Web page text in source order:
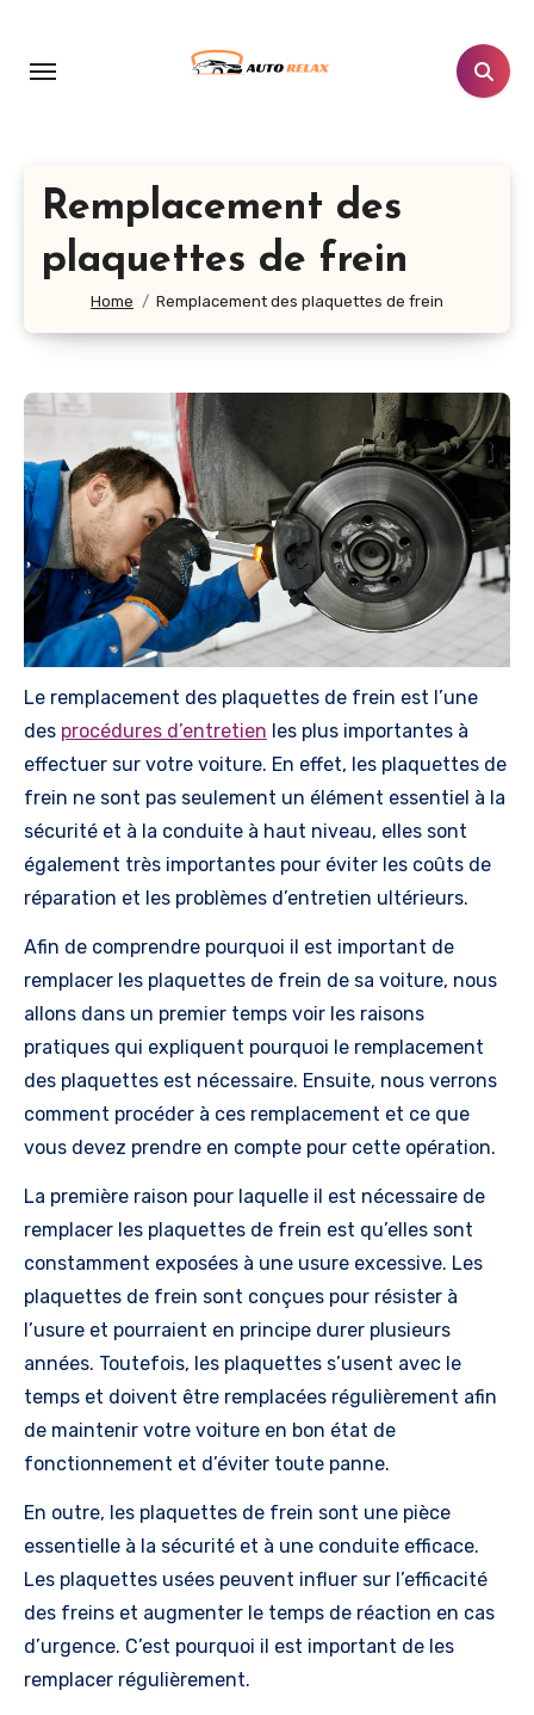
contenu
Remplacement des
plaquettes de frein
Home Remplacement des plaquettes de frein
Le remplacement des plaquettes de frein est l’une
des procédures d’entretien les plus importantes à
effectuer sur votre voiture. En effet, les plaquettes de
frein ne sont pas seulement un élément essentiel à la
sécurité et à la conduite à haut niveau, elles sont
également très importantes pour éviter les coûts de
réparation et les problèmes d’entretien ultérieurs.
Afin de comprendre pourquoi il est important de
remplacer les plaquettes de frein de sa voiture, nous
allons dans un premier temps voir les raisons
pratiques qui expliquent pourquoi le remplacement
des plaquettes est nécessaire. Ensuite, nous verrons
comment procéder à ces remplacement et ce que
vous devez prendre en compte pour cette opération.
La première raison pour laquelle il est nécessaire de
remplacer les plaquettes de frein est qu’elles sont
constamment exposées à une usure excessive. Les
plaquettes de frein sont conçues pour résister à
l’usure et pourraient en principe durer plusieurs
années. Toutefois, les plaquettes s’usent avec le
temps et doivent être remplacées régulièrement afin
de maintenir votre voiture en bon état de
fonctionnement et d’éviter toute panne.
En outre, les plaquettes de frein sont une pièce
essentielle à la sécurité et à une conduite efficace.
Les plaquettes usées peuvent influer sur l’efficacité
des freins et augmenter le temps de réaction en cas
d’urgence. C’est pourquoi il est important de les
remplacer régulièrement.